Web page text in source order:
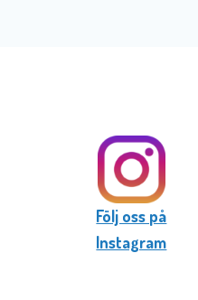
Följ oss på
Instagram